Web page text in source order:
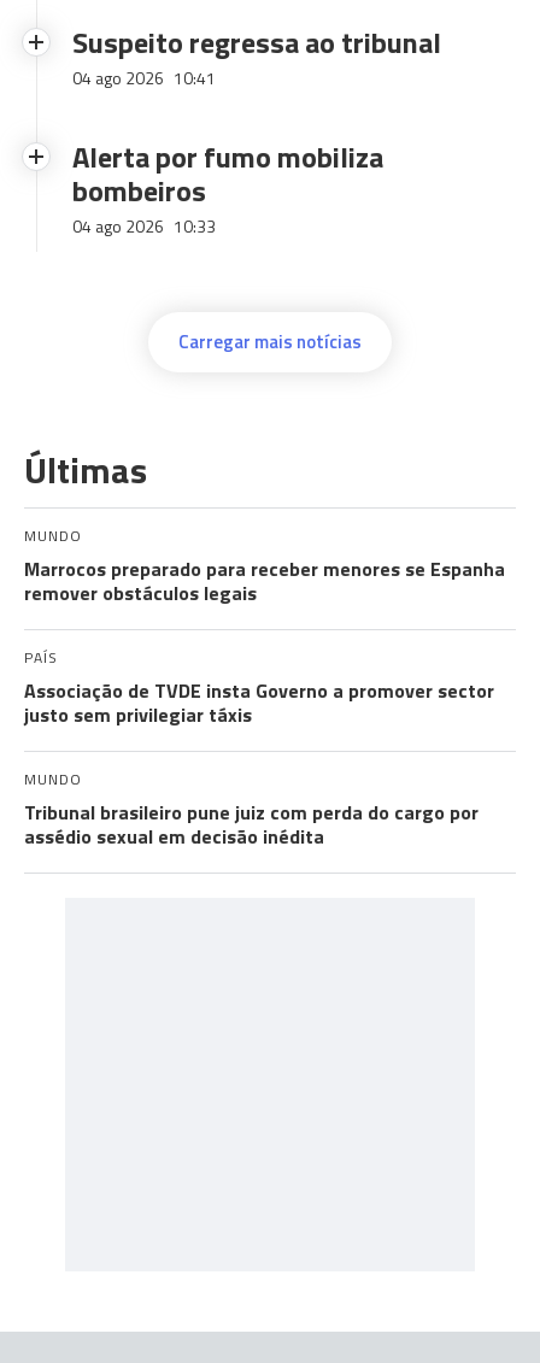
Suspeito regressa ao tribunal
04 ago 2026 10:41
Alerta por fumo mobiliza
bombeiros
04 ago 2026 10:33
Carregar mais notícias
Últimas
MUNDO
Marrocos preparado para receber menores se Espanha
remover obstáculos legais
PAÍS
Associação de TVDE insta Governo a promover sector
justo sem privilegiar táxis
MUNDO
Tribunal brasileiro pune juiz com perda do cargo por
assédio sexual em decisão inédita